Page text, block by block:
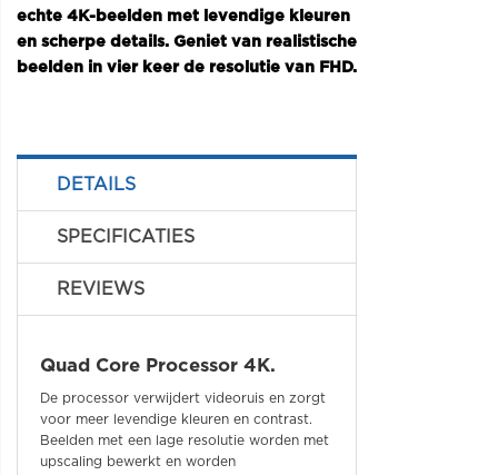
echte 4K-beelden met levendige kleuren
en scherpe details. Geniet van realistische
beelden in vier keer de resolutie van FHD.
DETAILS
SPECIFICATIES
REVIEWS
Quad Core Processor 4K.
De processor verwijdert videoruis en zorgt
voor meer levendige kleuren en contrast.
Beelden met een lage resolutie worden met
upscaling bewerkt en worden